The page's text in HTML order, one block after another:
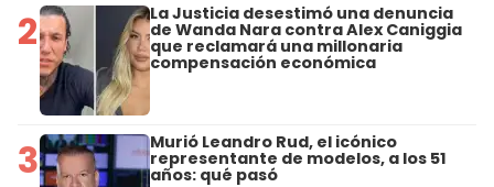
2 La Justicia desestimó una denuncia
de Wanda Nara contra Alex Caniggia
que reclamará una millonaria
compensación económica
3 Murió Leandro Rud, el icónico
representante de modelos, a los 51
años: qué pasó